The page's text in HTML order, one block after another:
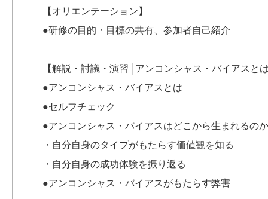
【オリエンテーション】
●研修の目的・目標の共有、参加者自己紹介
【解説・討議・演習│アンコンシャス・バイアスと
●アンコンシャス・バイアスとは
●セルフチェック
●アンコンシャス・バイアスはどこから生まれるのか
・自分自身のタイプがもたらす価値観を知る
・自分自身の成功体験を振り返る
●アンコンシャス・バイアスがもたらす弊害